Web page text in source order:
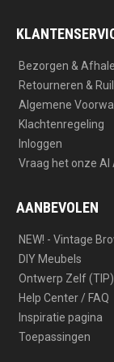
a k
Bezorgen &
Retourneren &
Algemene
Klachtenregeling
Inloggen
Vraag het onze AI
AANBEVOLEN
NEW! - Vintage
DIY Meubels
Ontwerp Zelf (TIP)
Help Center / FAQ
Inspiratie pagina
Toepassingen